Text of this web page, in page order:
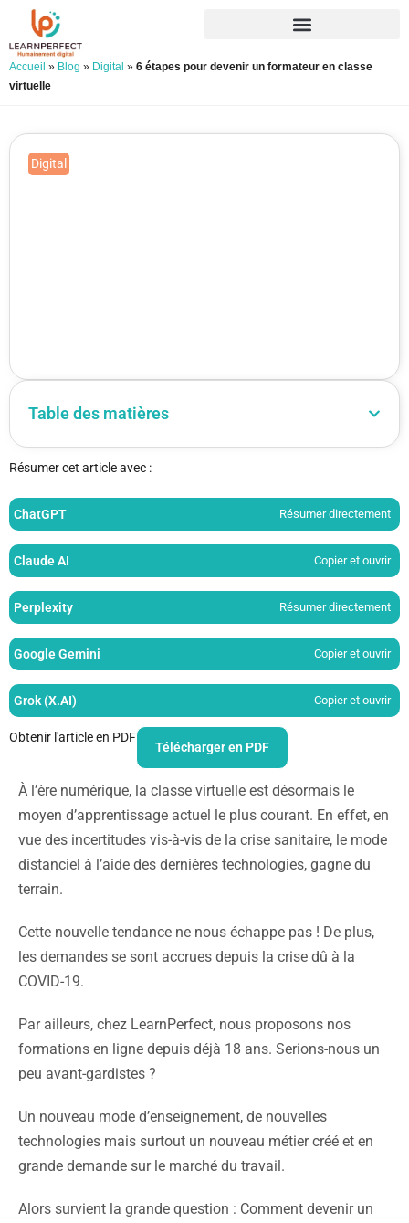
Accueil » Blog » Digital » 6 étapes pour devenir un formateur en classe
virtuelle
Digital
Table des matières
Résumer cet article avec :
ChatGPT Résumer directement
Claude AI Copier et ouvrir
Perplexity Résumer directement
Google Gemini Copier et ouvrir
Grok (X.AI) Copier et ouvrir
Obtenir l'article en PDF
Télécharger en PDF
À l’ère numérique, la classe virtuelle est désormais le
moyen d’apprentissage actuel le plus courant. En effet, en
vue des incertitudes vis-à-vis de la crise sanitaire, le mode
distanciel à l’aide des dernières technologies, gagne du
terrain.
Cette nouvelle tendance ne nous échappe pas ! De plus,
les demandes se sont accrues depuis la crise dû à la
COVID-19.
Par ailleurs, chez LearnPerfect, nous proposons nos
formations en ligne depuis déjà 18 ans. Serions-nous un
peu avant-gardistes ?
Un nouveau mode d’enseignement, de nouvelles
technologies mais surtout un nouveau métier créé et en
grande demande sur le marché du travail.
Alors survient la grande question : Comment devenir un